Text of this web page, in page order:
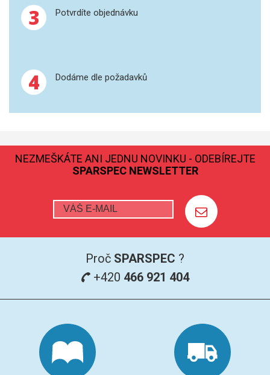
GRAFITOVÉ KELÍMKY
AFM SONDY
SNOM
KALIBRACE
RAMAN
3 Potvrdíte objednávku
4 Dodáme dle požadavků
NEZMEŠKÁTE ANI JEDNU NOVINKU - ODEBÍREJTE
SPARSPEC NEWSLETTER
Proč SPARSPEC ?
+420 466 921 404